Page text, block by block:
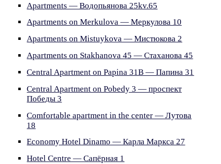
Apartments — Водопьянова 25kv.65
Apartments on Merkulova — Меркулова 10
Apartments on Mistuykova — Мистюкова 2
Apartments on Stakhanova 45 — Стаханова 45
Central Apartment on Papina 31B — Папина 31
Central Apartment on Pobedy 3 — проспект
Победы 3
Comfortable apartment in the center — Лутова
18
Economy Hotel Dinamo — Карла Маркса 27
Hotel Centre — Сапёрная 1